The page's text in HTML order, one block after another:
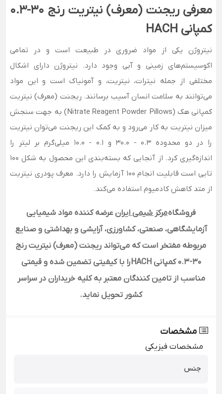
معرفی ریجنت (معرف) نیتریت رنج 30-0.3
کمپانی HACH
نیتروژن یکی از مواد ضروری در طبیعت است و در تمامی
اکوسیستم‌های زمینی و آبی وجود دارد. نیتروژن دارای اشکال
مختلفی از جمله نیترات، نیتریت، و آمونیاک است و این مواد
می‌توانند به سلامت انسان آسیب برسانند. ریجنت (معرف) نیتریت
کمپانی هک (Nitrate Reagent Powder Pillows) به جهت سنجش
میزان نیتریت به کار می‌رود و به کمک این ریجنت می‌توان نیتریت
را در دو محدوده 0.3 - 30.0 و 0.1 - 10.0 میلی‌گرم بر لیتر را
اندازه‌گیری کرد. از آنجایی که بسته‌بندی این محصول به شکل 100
تایی است قابلیت انجام 100 آزمایش را دارد. معرف پودری نیتریت
از متد کاهش کادمیوم استفاده می‌کند.
فروشگاهمرکز شیمی ایران عرضه کننده مواد شیمیایی
آزمایشگاهی، صنعتی، کشاورزی، آرایشی و بهداشتی و صنایع
مربوطه مفتخر است که می‌تواند ریجنت (معرف) نیتریت رنج
30-0.3 کمپانی HACH
را با کیفیتی تضمین شده و قیمتی
مناسب از تامین کنندگان معتبر به کلیه خریداران در سراسر
کشور تحویل نماید.
مشخصات
مشخصات فیزیکی
جنس